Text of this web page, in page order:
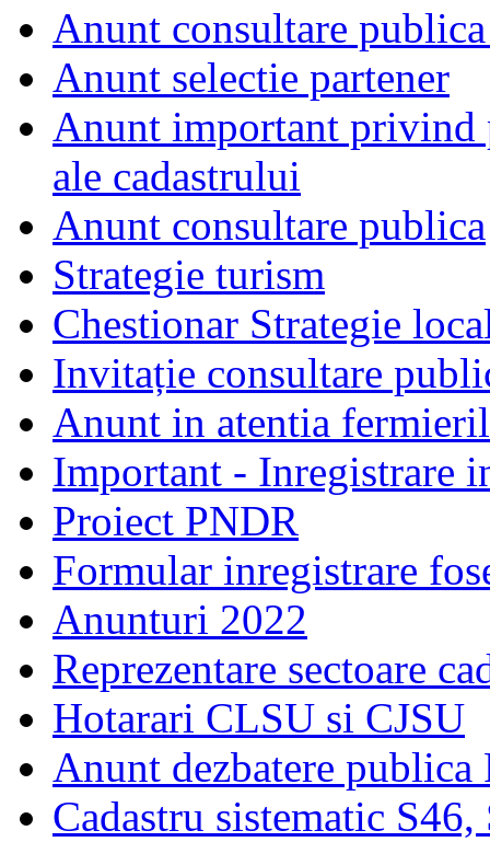
Anunt consultare
Anunt selectie partener
Anunt important privind
ale cadastrului
Anunt consultare publica
Strategie turism
Chestionar Strategie
Invitație consultare
Anunt in atentia
Important - Inregistrare
Proiect PNDR
Formular inregistrare
Anunturi 2022
Reprezentare sectoare
Hotarari CLSU si CJSU
Anunt dezbatere publica
Cadastru sistematic S46,